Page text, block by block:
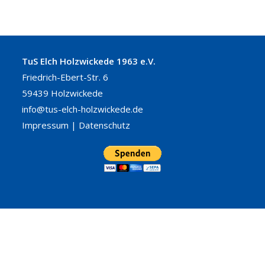
TuS Elch Holzwickede 1963 e.V.
Friedrich-Ebert-Str. 6
59439 Holzwickede
info@tus-elch-holzwickede.de
Impressum | Datenschutz